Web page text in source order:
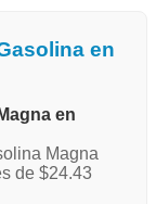
en
en
Magna
de $24.43